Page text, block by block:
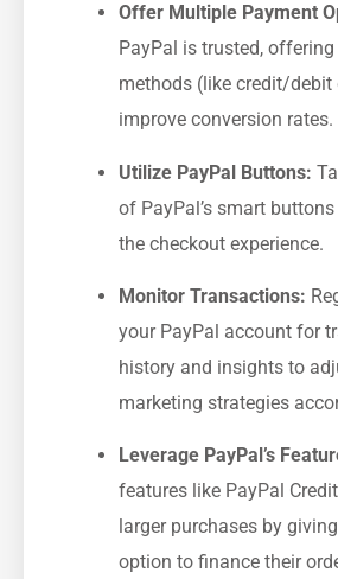
Offer ​Multiple Payment
PayPal is ‍trusted,
methods (like credit/debit
improve conversion rates.
Utilize PayPal Buttons:
of PayPal’s smart
⁤the checkout‌ experience.
Monitor Transactions:
your PayPal account for
history​ and insights to
marketing strategies
Leverage PayPal’s
features like PayPal
larger purchases by
option to finance their⁣